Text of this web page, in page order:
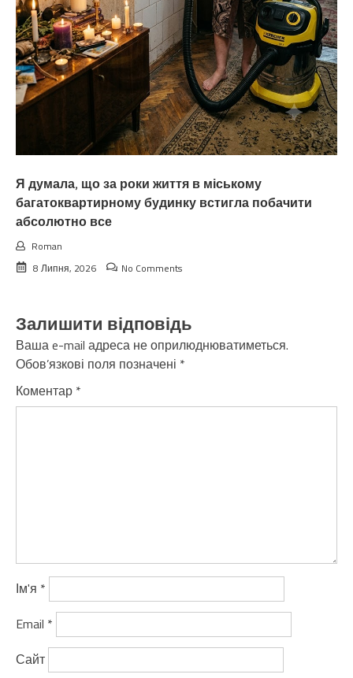
Я думала, що за роки життя в міському
багатоквартирному будинку встигла побачити
абсолютно все
Roman
8 Липня, 2026
No Comments
Залишити відповідь
Ваша e-mail адреса не оприлюднюватиметься.
Обов’язкові поля позначені *
Коментар *
Ім'я *
Email *
Сайт